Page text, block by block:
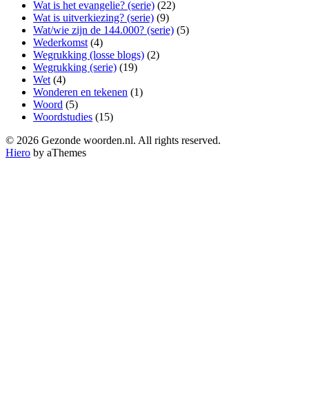
Wat is het evangelie? (serie) (22)
Wat is uitverkiezing? (serie) (9)
Wat/wie zijn de 144.000? (serie) (5)
Wederkomst (4)
Wegrukking (losse blogs) (2)
Wegrukking (serie) (19)
Wet (4)
Wonderen en tekenen (1)
Woord (5)
Woordstudies (15)
© 2026 Gezonde woorden.nl. All rights reserved.
Hiero by aThemes